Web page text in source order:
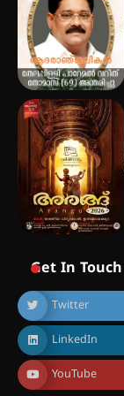
Get In Touch
Twitter
LinkedIn
YouTube